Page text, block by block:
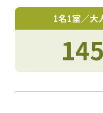
1名1室／大